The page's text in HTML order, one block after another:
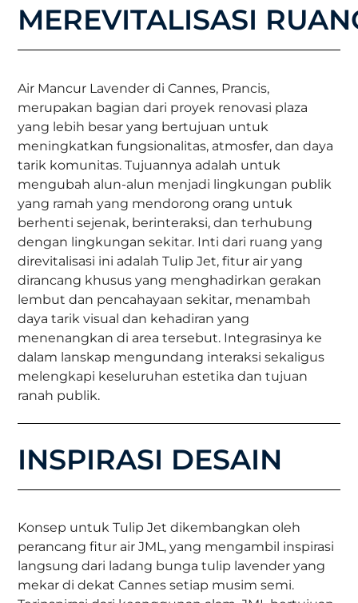
MEREVITALISASI
Air Mancur Lavender di Cannes, Prancis,
merupakan bagian dari proyek renovasi plaza
yang lebih besar yang bertujuan untuk
meningkatkan fungsionalitas, atmosfer, dan daya
tarik komunitas. Tujuannya adalah untuk
mengubah alun-alun menjadi lingkungan publik
yang ramah yang mendorong orang untuk
berhenti sejenak, berinteraksi, dan terhubung
dengan lingkungan sekitar. Inti dari ruang yang
direvitalisasi ini adalah Tulip Jet, fitur air yang
dirancang khusus yang menghadirkan gerakan
lembut dan pencahayaan sekitar, menambah
daya tarik visual dan kehadiran yang
menenangkan di area tersebut. Integrasinya ke
dalam lanskap mengundang interaksi sekaligus
melengkapi keseluruhan estetika dan tujuan
ranah publik.
INSPIRASI DESAIN
Konsep untuk Tulip Jet dikembangkan oleh
perancang fitur air JML, yang mengambil inspirasi
langsung dari ladang bunga tulip lavender yang
mekar di dekat Cannes setiap musim semi.